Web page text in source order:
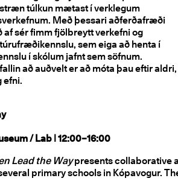
túlkun mætast í verklegum
Með þessari aðferðafræði
af sér fimm fjölbreytt verkefni og
sem eiga að henta í
í skólum jafnt sem söfnum.
að auðvelt er að móta þau eftir aldri,
efni.
/ Lab | 12:00–16:00
Lead the Waypresents collaborative
primary schools in Kópavogur.